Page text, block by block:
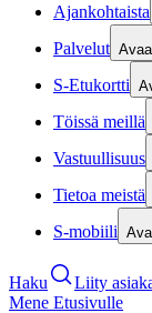
Ajankohtaista
Palvelut
S-Etukortti
Töissä meillä
Vastuullisuus
Tietoa meistä
S-mobiili
Haku
Liity
Mene Etusivulle